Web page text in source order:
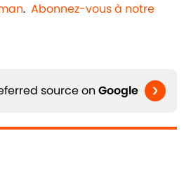
. Abonnez-vous à notre
source on Google